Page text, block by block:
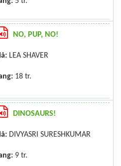
NO, PUP, NO!
LEA SHAVER
18 tr.
DINOSAURS!
DIVYASRI SURESHKUMAR
9 tr.